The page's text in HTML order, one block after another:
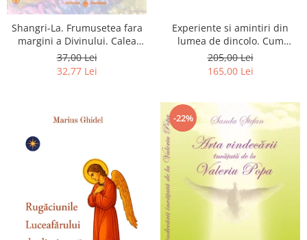
Shangri-La. Frumusetea fara
margini a Divinului. Calea
catre fericire
37,00 Lei
32,77 Lei
Experiente si amintiri din
lumea de dincolo. Cum
obtinem puteri
extrasenzoriale - cu exercitii
205,00 Lei
165,00 Lei
-22%